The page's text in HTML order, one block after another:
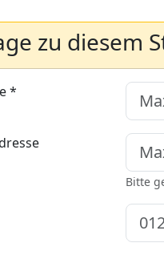
zu diesem
*
Bitte